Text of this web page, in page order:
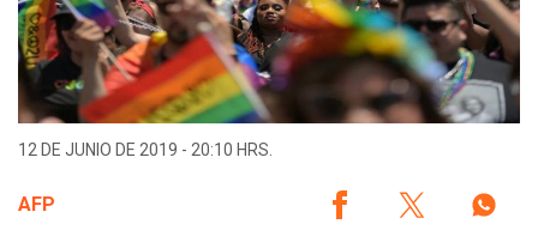
12 DE JUNIO DE 2019 - 20:10 HRS.
AFP